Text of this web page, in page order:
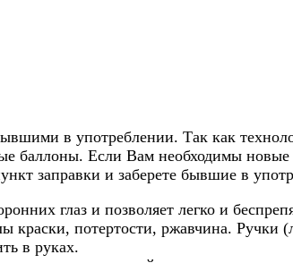
в употреблении. Так как
баллоны. Если Вам необходимы
заправки и заберете бывшие в
глаз и позволяет легко и
краски, потертости, ржавчина. Ручки
в руках.